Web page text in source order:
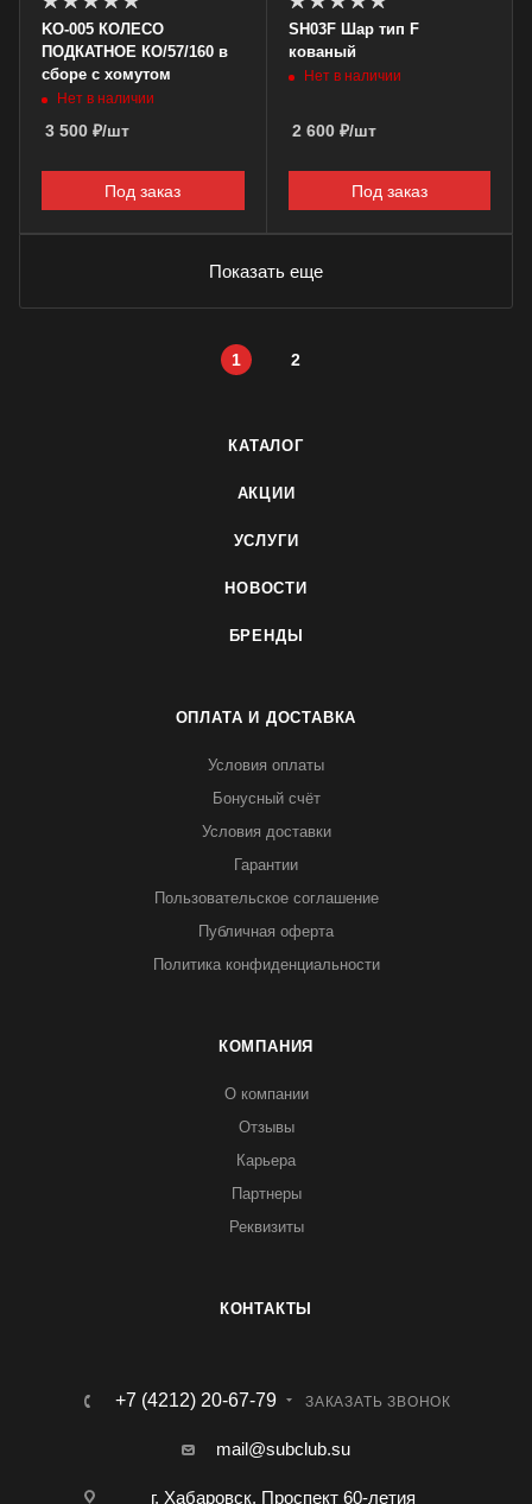
KO-005 КОЛЕСО
ПОДКАТНОЕ КО/57/160 в
сборе с хомутом
Нет в наличии
3 500 ₽/шт
Под заказ
SH03F Шар тип F
кованый
Нет в наличии
2 600₽/шт
Под заказ
Показать еще
1 2
КАТАЛОГ
АКЦИИ
УСЛУГИ
НОВОСТИ
БРЕНДЫ
ОПЛАТА И ДОСТАВКА
Условия оплаты
Бонусный счёт
Условия доставки
Гарантии
Пользовательское соглашение
Публичная оферта
Политика конфиденциальности
КОМПАНИЯ
О компании
Отзывы
Карьера
Партнеры
Реквизиты
КОНТАКТЫ
+7 (4212) 20-67-79 ЗАКАЗАТЬ ЗВОНОК
mail@subclub.su
г. Хабаровск, Проспект 60-летия